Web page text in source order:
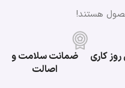
هستند!
کاری
ضمانت سلامت و
اصالت